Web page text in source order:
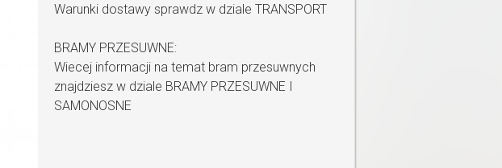
Warunki dostawy sprawdz w dziale TRANSPORT
BRAMY PRZESUWNE:
Wiecej informacji na temat bram przesuwnych
znajdziesz w dziale BRAMY PRZESUWNE I
SAMONOSNE